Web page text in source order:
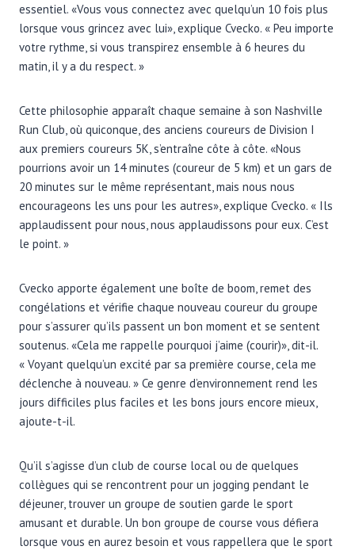
essentiel. «Vous vous connectez avec quelqu’un 10 fois plus
lorsque vous grincez avec lui», explique Cvecko. « Peu importe
votre rythme, si vous transpirez ensemble à 6 heures du
matin, il y a du respect. »
Cette philosophie apparaît chaque semaine à son Nashville
Run Club, où quiconque, des anciens coureurs de Division I
aux premiers coureurs 5K, s’entraîne côte à côte. «Nous
pourrions avoir un 14 minutes (coureur de 5 km) et un gars de
20 minutes sur le même représentant, mais nous nous
encourageons les uns pour les autres», explique Cvecko. « Ils
applaudissent pour nous, nous applaudissons pour eux. C’est
le point. »
Cvecko apporte également une boîte de boom, remet des
congélations et vérifie chaque nouveau coureur du groupe
pour s’assurer qu’ils passent un bon moment et se sentent
soutenus. «Cela me rappelle pourquoi j’aime (courir)», dit-il.
« Voyant quelqu’un excité par sa première course, cela me
déclenche à nouveau. » Ce genre d’environnement rend les
jours difficiles plus faciles et les bons jours encore mieux,
ajoute-t-il.
Qu’il s’agisse d’un club de course local ou de quelques
collègues qui se rencontrent pour un jogging pendant le
déjeuner, trouver un groupe de soutien garde le sport
amusant et durable. Un bon groupe de course vous défiera
lorsque vous en aurez besoin et vous rappellera que le sport